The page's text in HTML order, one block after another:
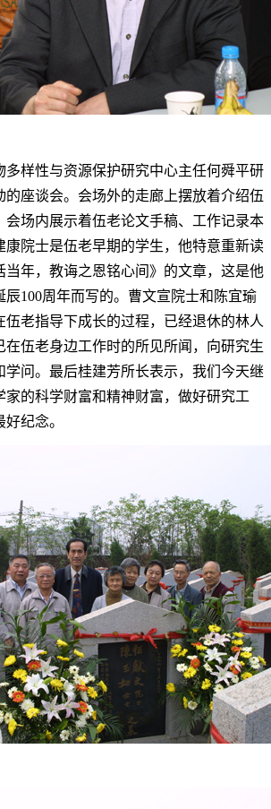
样性与资源保护研究中心主任何舜平研
的座谈会。会场外的走廊上摆放着介绍伍
会场内展示着伍老论文手稿、工作记录本
康院士是伍老早期的学生，他特意重新读
当年，教诲之恩铭心间》的文章，这是他
辰100周年而写的。曹文宣院士和陈宜瑜
伍老指导下成长的过程，已经退休的林人
在伍老身边工作时的所见所闻，向研究生
学问。最后桂建芳所长表示，我们今天继
家的科学财富和精神财富，做好研究工
纪念。